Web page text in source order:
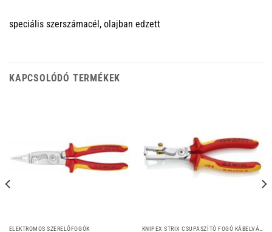
speciális szerszámacél, olajban edzett
KAPCSOLÓDÓ TERMÉKEK
ELEKTROMOS SZERELŐFOGÓK